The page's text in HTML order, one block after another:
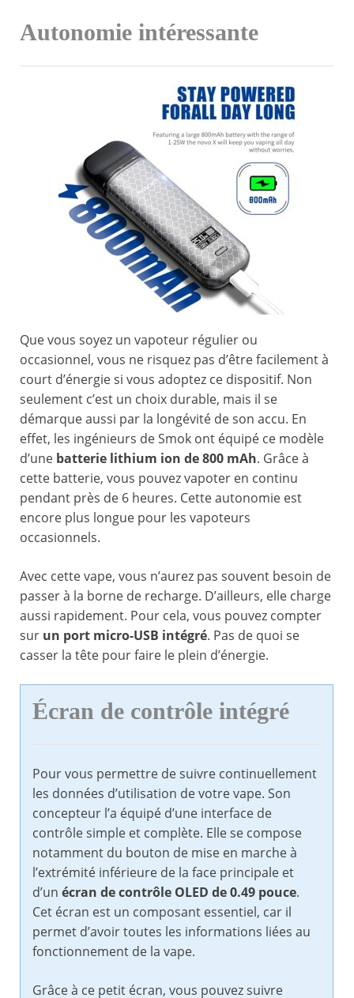
Autonomie intéressante
Que vous soyez un vapoteur régulier ou
occasionnel, vous ne risquez pas d’être facilement à
court d’énergie si vous adoptez ce dispositif. Non
seulement c’est un choix durable, mais il se
démarque aussi par la longévité de son accu. En
effet, les ingénieurs de Smok ont équipé ce modèle
d’une batterie lithium ion de 800 mAh. Grâce à
cette batterie, vous pouvez vapoter en continu
pendant près de 6 heures. Cette autonomie est
encore plus longue pour les vapoteurs
occasionnels.
Avec cette vape, vous n’aurez pas souvent besoin de
passer à la borne de recharge. D’ailleurs, elle charge
aussi rapidement. Pour cela, vous pouvez compter
sur un port micro-USB intégré. Pas de quoi se
casser la tête pour faire le plein d’énergie.
Écran de contrôle intégré
Pour vous permettre de suivre continuellement
les données d’utilisation de votre vape. Son
concepteur l’a équipé d’une interface de
contrôle simple et complète. Elle se compose
notamment du bouton de mise en marche à
l’extrémité inférieure de la face principale et
d’un écran de contrôle OLED de 0.49 pouce.
Cet écran est un composant essentiel, car il
permet d’avoir toutes les informations liées au
fonctionnement de la vape.
Grâce à ce petit écran, vous pouvez suivre